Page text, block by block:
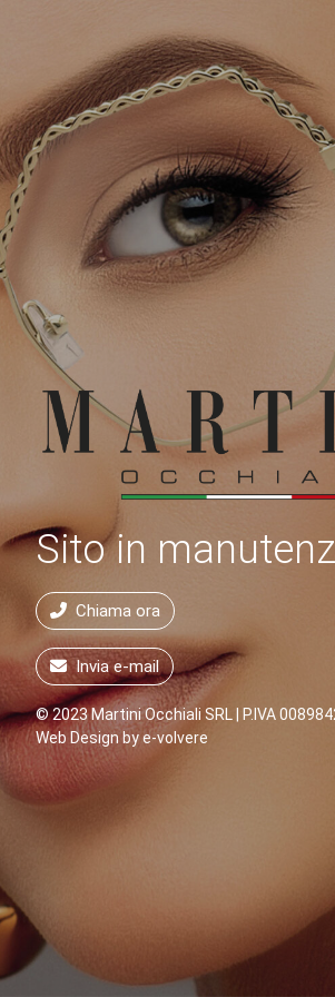
Sito in
Chiama ora
Invia e-mail
© 2023 Martini Occhiali SRL | P.IVA
Web Design bye-volvere